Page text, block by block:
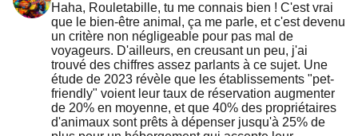
Haha, Rouletabille, tu me connais bien ! C'est vrai
que le bien-être animal, ça me parle, et c'est devenu
un critère non négligeable pour pas mal de
voyageurs. D'ailleurs, en creusant un peu, j'ai
trouvé des chiffres assez parlants à ce sujet. Une
étude de 2023 révèle que les établissements "pet-
friendly" voient leur taux de réservation augmenter
de 20% en moyenne, et que 40% des propriétaires
d'animaux sont prêts à dépenser jusqu'à 25% de